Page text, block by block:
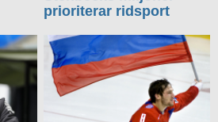
prioriterar ridsport